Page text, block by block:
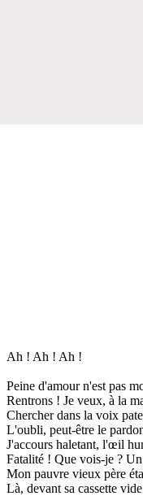
Ah ! Ah ! Ah !
Peine d'amour n'est pas
Rentrons ! Je veux, à la
Chercher dans la voix
L'oubli, peut-être le
J'accours haletant, l'œil
Fatalité ! Que vois-je ?
Mon pauvre vieux père
Là, devant sa cassette vide